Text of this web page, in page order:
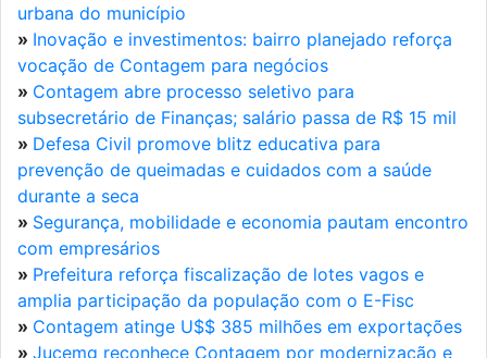
urbana do município
» Inovação e investimentos: bairro planejado reforça
vocação de Contagem para negócios
» Contagem abre processo seletivo para
subsecretário de Finanças; salário passa de R$ 15 mil
» Defesa Civil promove blitz educativa para
prevenção de queimadas e cuidados com a saúde
durante a seca
» Segurança, mobilidade e economia pautam encontro
com empresários
» Prefeitura reforça fiscalização de lotes vagos e
amplia participação da população com o E-Fisc
» Contagem atinge U$$ 385 milhões em exportações
» Jucemg reconhece Contagem por modernização e